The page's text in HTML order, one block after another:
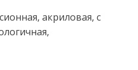
акриловая, с